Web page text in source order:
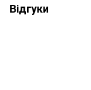
Відгуки